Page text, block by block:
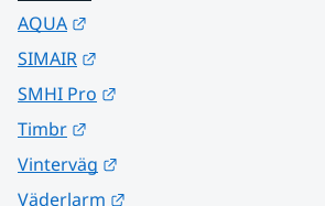
AQUA
SIMAIR
SMHI Pro
Timbr
Vinterväg
Väderlarm